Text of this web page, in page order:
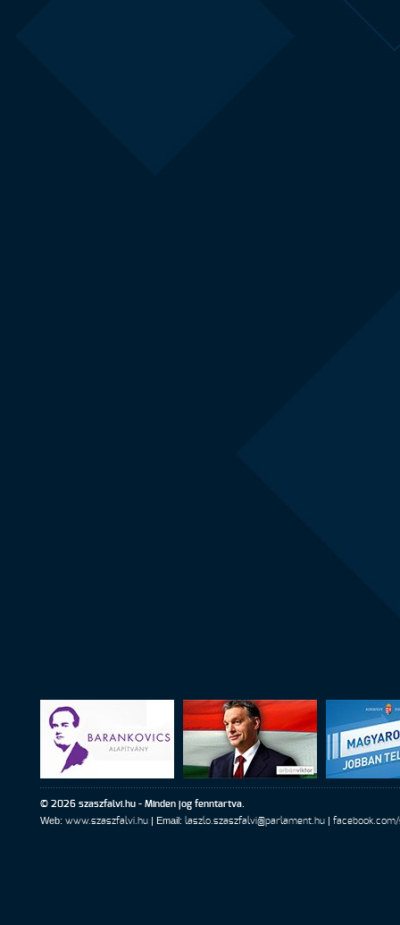
© 2026 szaszfalvi.hu - Minden jog fenntartva.
Web: www.szaszfalvi.hu | Email: laszlo.szaszfalvi@parlament.hu |